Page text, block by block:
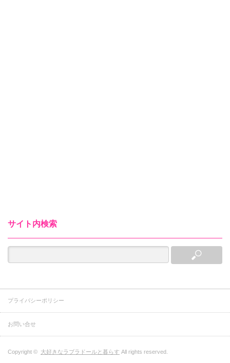
サイト内検索
プライバシーポリシー
お問い合せ
Copyright © 大好きなラブラドールと暮らす All rights reserved.